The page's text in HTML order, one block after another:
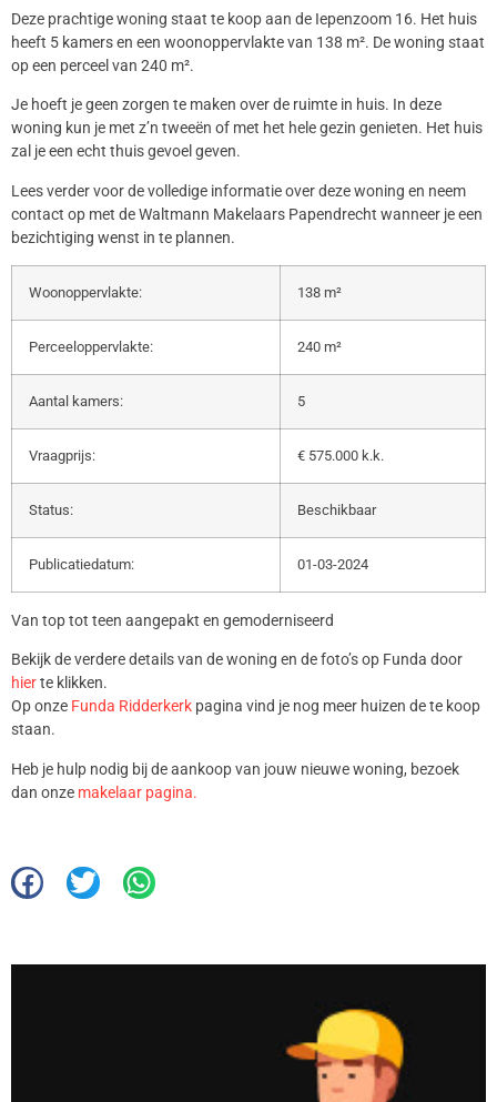
Deze prachtige woning staat te koop aan de Iepenzoom 16. Het huis
heeft 5 kamers en een woonoppervlakte van 138 m². De woning staat
op een perceel van 240 m².
Je hoeft je geen zorgen te maken over de ruimte in huis. In deze
woning kun je met z’n tweeën of met het hele gezin genieten. Het huis
zal je een echt thuis gevoel geven.
Lees verder voor de volledige informatie over deze woning en neem
contact op met de Waltmann Makelaars Papendrecht wanneer je een
bezichtiging wenst in te plannen.
Woonoppervlakte: 138 m²
Perceeloppervlakte: 240 m²
Aantal kamers: 5
Vraagprijs: € 575.000 k.k.
Status: Beschikbaar
Publicatiedatum: 01-03-2024
Van top tot teen aangepakt en gemoderniseerd
Bekijk de verdere details van de woning en de foto’s op Funda door
hierte klikken.
Op onze Funda Ridderkerk pagina vind je nog meer huizen de te koop
staan.
Heb je hulp nodig bij de aankoop van jouw nieuwe woning, bezoek
dan onze makelaar pagina.